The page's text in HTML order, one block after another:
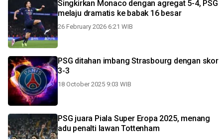
Singkirkan Monaco dengan agregat 5-4, PSG
melaju dramatis ke babak 16 besar
26 February 2026 6:21 WIB
PSG ditahan imbang Strasbourg dengan skor
3-3
18 October 2025 9:03 WIB
PSG juara Piala Super Eropa 2025, menang
adu penalti lawan Tottenham